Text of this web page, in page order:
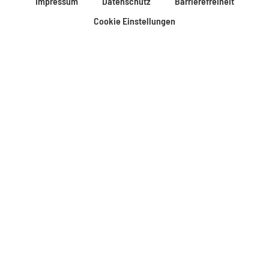
Cookie Einstellungen